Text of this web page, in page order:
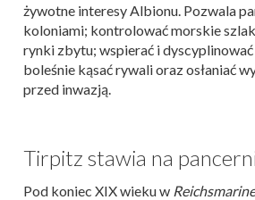
żywotne interesy Albionu. Pozwala
koloniami; kontrolować morskie
rynki zbytu; wspierać i
boleśnie kąsać rywali oraz osłaniać
przed inwazją.
Tirpitz stawia na
Pod koniec XIX wieku w